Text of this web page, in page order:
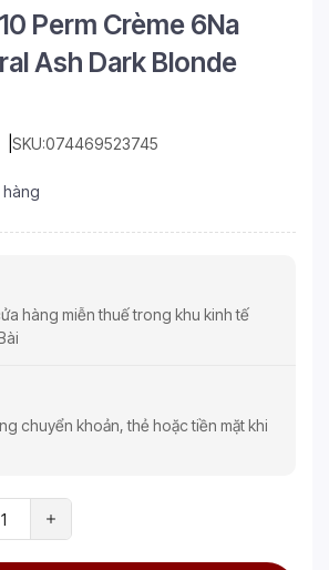
Perm Crème 6Na
Ash Dark Blonde
SKU:074469523745
hàng
hàng miễn thuế trong khu kinh tế
chuyển khoản, thẻ hoặc tiền mặt khi